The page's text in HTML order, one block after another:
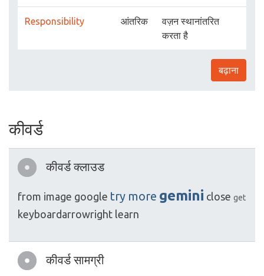
Responsibility आंतरिक
वज़न स्थानांतरित
करता है
बढ़ाना
कीवर्ड
कीवर्ड क्लाउड
from image google try more gemini close get
keyboardarrowright learn
कीवर्ड सामग्री